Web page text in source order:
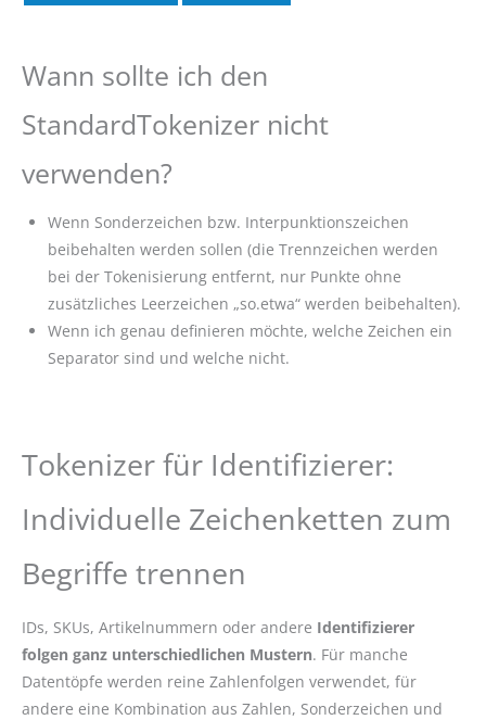
Wann sollte ich den
StandardTokenizer nicht
verwenden?
Wenn Sonderzeichen bzw. Interpunktionszeichen
beibehalten werden sollen (die Trennzeichen werden
bei der Tokenisierung entfernt, nur Punkte ohne
zusätzliches Leerzeichen „so.etwa“ werden beibehalten).
Wenn ich genau definieren möchte, welche Zeichen ein
Separator sind und welche nicht.
Tokenizer für Identifizierer:
Individuelle Zeichenketten zum
Begriffe trennen
IDs, SKUs, Artikelnummern oder andere Identifizierer
folgen ganz unterschiedlichen Mustern. Für manche
Datentöpfe werden reine Zahlenfolgen verwendet, für
andere eine Kombination aus Zahlen, Sonderzeichen und